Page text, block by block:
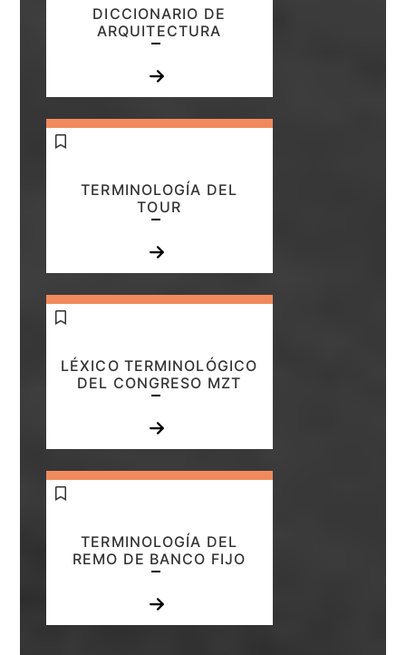
DICCIONARIO DE
ARQUITECTURA
TERMINOLOGÍA DEL
TOUR
LÉXICO TERMINOLÓGICO
DEL CONGRESO MZT
TERMINOLOGÍA DEL
REMO DE BANCO FIJO